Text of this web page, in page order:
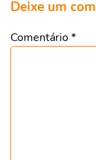
Deixe um
Comentário*